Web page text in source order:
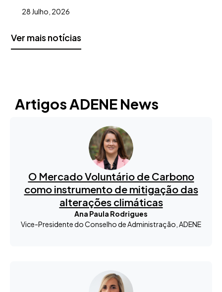
28 Julho, 2026
Ver mais notícias
Artigos ADENE News
O Mercado Voluntário de Carbono
como instrumento de mitigação das
alterações climáticas
Ana Paula Rodrigues
Vice-Presidente do Conselho de Administração, ADENE